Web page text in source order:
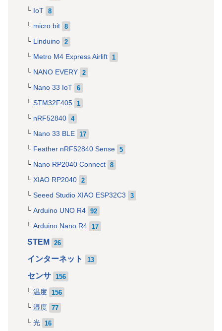
IoT 8
micro:bit 8
Linduino 2
Metro M4 Express Airlift 1
NANO EVERY 2
Nano 33 IoT 6
STM32F405 1
nRF52840 4
Nano 33 BLE 17
Feather nRF52840 Sense 5
Nano RP2040 Connect 8
XIAO RP2040 2
Seeed Studio XIAO ESP32C3 3
Arduino UNO R4 92
Arduino Nano R4 17
STEM 26
インターネット 13
センサ 156
温度 156
湿度 77
光 16